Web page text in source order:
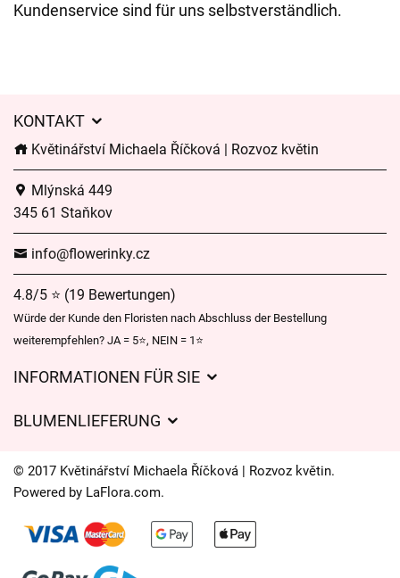
Kundenservice sind für uns selbstverständlich.
KONTAKT
Květinářství Michaela Říčková | Rozvoz květin
Mlýnská 449
345 61 Staňkov
info@flowerinky.cz
4.8/5 ⭐ (19 Bewertungen)
Würde der Kunde den Floristen nach Abschluss der Bestellung
weiterempfehlen? JA = 5⭐, NEIN = 1⭐
INFORMATIONEN FÜR SIE
Lieferzeiten für Blumen – Übersicht der Möglichkeiten
BLUMENLIEFERUNG
Wohin wir Blumen liefern
Kontakt
© 2017 Květinářství Michaela Říčková | Rozvoz květin.
Powered by LaFlora.com.